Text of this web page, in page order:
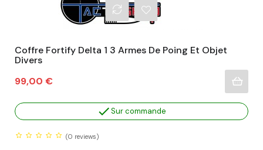
Coffre Fortify Delta 1 3 Armes De Poing Et Objet
Divers
Prix
99,00 €
Sur commande
(0 reviews)